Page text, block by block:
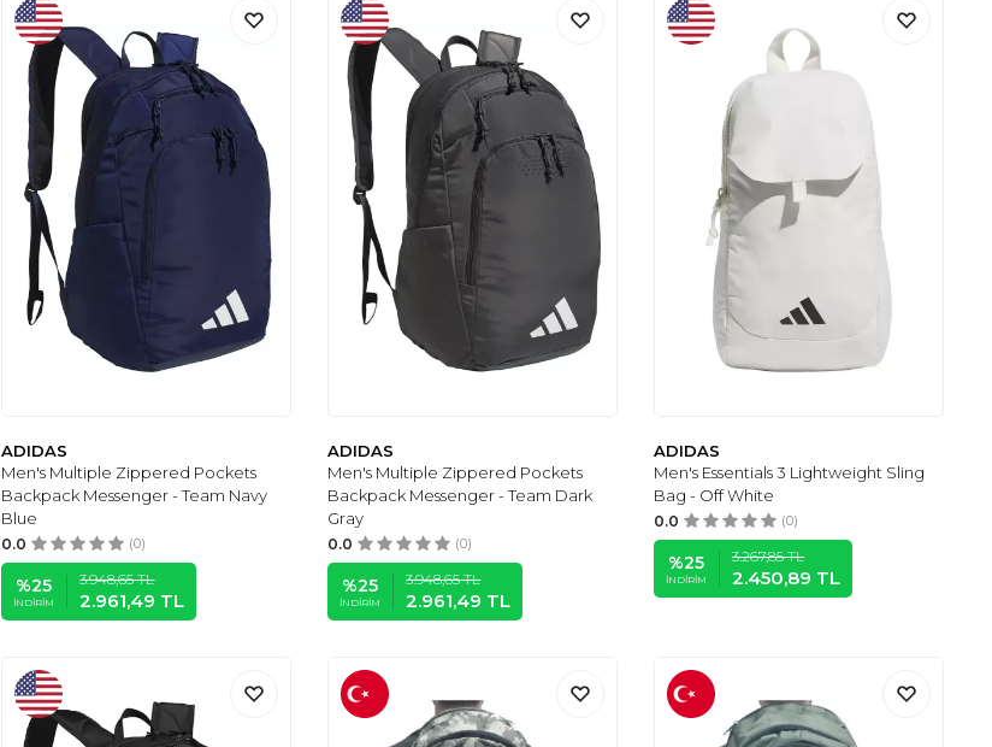
ADIDAS
Men's Multiple Zippered Pockets
Backpack Messenger - Team Navy
Blue
0.0 (0)
%25
İNDIRIM
3.948,65TL
2.961,49 TL
ADIDAS
Men's Multiple Zippered Pockets
Backpack Messenger - Team Dark
Gray
0.0 (0)
%25
İNDIRIM
3.948,65TL
2.961,49 TL
ADIDAS
Men's Essentials 3 Lightweight Sling
Bag - Off White
0.0 (0)
%25
İNDIRIM
3.267,85TL
2.450,89 TL